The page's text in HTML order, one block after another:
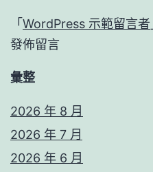
「 WordPress 示範留言者
發佈留言
彙整
2026 年 8 月
2026 年 7 月
2026 年 6 月